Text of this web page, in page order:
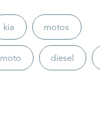
kia motos
moto diesel